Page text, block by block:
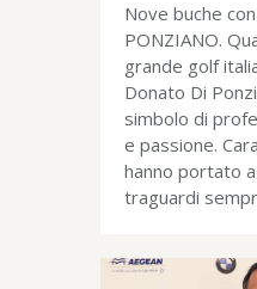
Nove buche
PONZIANO.
grande golf
Donato Di
simbolo di
e passione.
hanno portato
traguardi